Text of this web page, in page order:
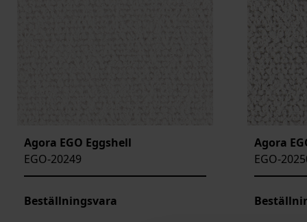
Agora EGO Eggshell
EGO-20249
Beställningsvara
Agora
EGO-